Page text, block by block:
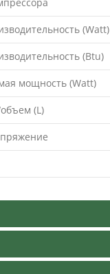
(Watt)
(Btu)
мощность (Watt)
(L)